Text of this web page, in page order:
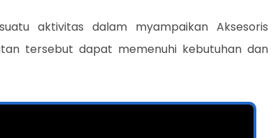
aktivitas dalam myampaikan Aksesoris
tersebut dapat memenuhi kebutuhan dan